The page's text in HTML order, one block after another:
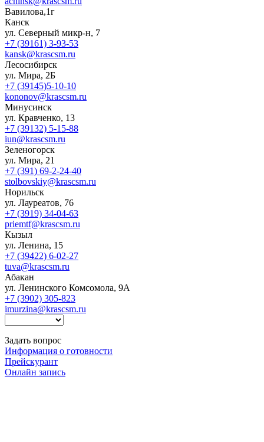
Вавилова,1г
Канск
ул. Северный микр-н, 7
+7 (39161) 3-93-53
kansk@krascsm.ru
Лесосибирск
ул. Мира, 2Б
+7 (39145)5-10-10
kononov@krascsm.ru
Минусинск
ул. Кравченко, 13
+7 (39132) 5-15-88
iun@krascsm.ru
Зеленогорск
ул. Мира, 21
+7 (391) 69-2-24-40
stolbovskiy@krascsm.ru
Норильск
ул. Лауреатов, 76
+7 (3919) 34-04-63
priemtf@krascsm.ru
Кызыл
ул. Ленина, 15
+7 (39422) 6-02-27
tuva@krascsm.ru
Абакан
ул. Ленинского Комсомола, 9А
+7 (3902) 305-823
imurzina@krascsm.ru
Задать вопрос
Информация о готовности
Прейскурант
Онлайн запись